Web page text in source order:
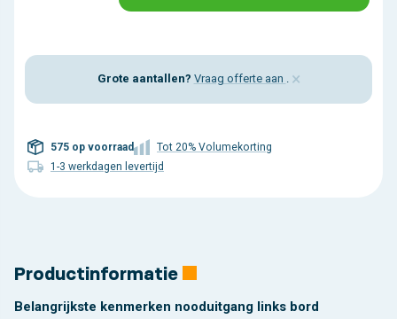
Grote aantallen? Vraag offerte aan . ×
575 op voorraad
Tot 20% Volumekorting
1-3 werkdagen levertijd
Productinformatie
Belangrijkste kenmerken nooduitgang links bord